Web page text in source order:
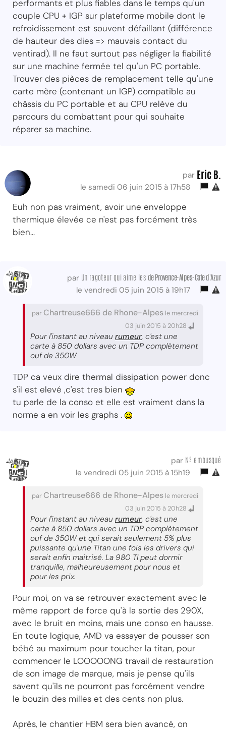
performants et plus fiables dans le temps qu'un
couple CPU + IGP sur plateforme mobile dont le
refroidissement est souvent défaillant (différence
de hauteur des dies => mauvais contact du
ventirad). Il ne faut surtout pas négliger la fiabilité
sur une machine fermée tel qu'un PC portable.
Trouver des pièces de remplacement telle qu'une
carte mère (contenant un IGP) compatible au
châssis du PC portable et au CPU relève du
parcours du combattant pour qui souhaite
réparer sa machine.
par Eric B.
le samedi 06 juin 2015 à 17h58
Euh non pas vraiment, avoir une enveloppe
thermique élevée ce n'est pas forcément très
bien...
par Un ragoteur qui aime les de Provence-Alpes-Cote d'Azur
le vendredi 05 juin 2015 à 19h17
par Chartreuse666 de Rhone-Alpes le mercredi
03 juin 2015 à 20h28
Pour l'instant au niveau rumeur, c'est une
carte à 850 dollars avec un TDP complètement
ouf de 350W
TDP ca veux dire thermal dissipation power donc
s'il est elevé ,c'est tres bien
tu parle de la conso et elle est vraiment dans la
norme a en voir les graphs .
par N² embusqué
le vendredi 05 juin 2015 à 15h19
par Chartreuse666 de Rhone-Alpes le mercredi
03 juin 2015 à 20h28
Pour l'instant au niveau rumeur, c'est une
carte à 850 dollars avec un TDP complètement
ouf de 350W et qui serait seulement 5% plus
puissante qu'une Titan une fois les drivers qui
serait enfin maitrisé. La 980 TI peut dormir
tranquille, malheureusement pour nous et
pour les prix.
Pour moi, on va se retrouver exactement avec le
même rapport de force qu'à la sortie des 290X,
avec le bruit en moins, mais une conso en hausse.
En toute logique, AMD va essayer de pousser son
bébé au maximum pour toucher la titan, pour
commencer le LOOOOONG travail de restauration
de son image de marque, mais je pense qu'ils
savent qu'ils ne pourront pas forcément vendre
le bouzin des milles et des cents non plus.
Après, le chantier HBM sera bien avancé, on